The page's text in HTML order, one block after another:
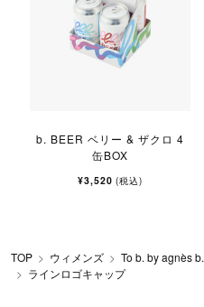
b. BEER ベリー & ザクロ 4
缶BOX
¥3,520(税込)
TOP ウィメンズ To b. by agnès b.
ラインロゴキャップ